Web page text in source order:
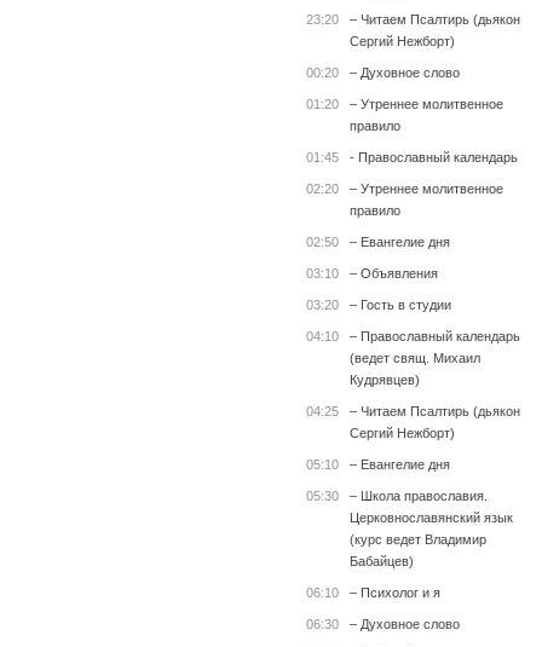
23:20
– Читаем Псалтирь (дьякон
Сергий Нежборт)
00:20 – Духовное слово
01:20
– Утреннее молитвенное
правило
01:45 - Православный календарь
02:20
– Утреннее молитвенное
правило
02:50 – Евангелие дня
03:10 – Объявления
03:20 – Гость в студии
04:10
– Православный календарь
(ведет свящ. Михаил
Кудрявцев)
04:25
– Читаем Псалтирь (дьякон
Сергий Нежборт)
05:10 – Евангелие дня
05:30
– Школа православия.
Церковнославянский язык
(курс ведет Владимир
Бабайцев)
06:10 – Психолог и я
06:30 – Духовное слово